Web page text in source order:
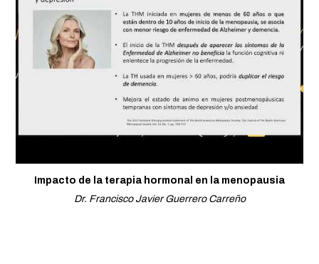
Impacto de la terapia hormonal en la menopausia
Dr. Francisco Javier Guerrero Carreño